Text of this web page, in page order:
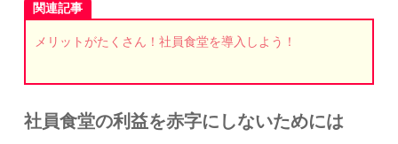
関連記事
メリットがたくさん！社員食堂を導入しよう！
社員食堂の利益を赤字にしないためには